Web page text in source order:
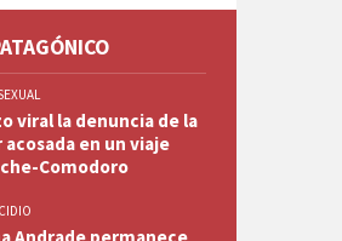
viral la denuncia de la
en un viaje
Comodoro